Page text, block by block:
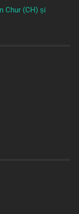
Chur (CH) și